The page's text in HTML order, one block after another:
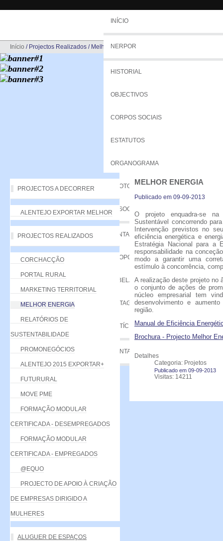
INÍCIO
NERPOR
HISTORIAL
OBJECTIVOS
CORPOS SOCIAIS
ESTATUTOS
ORGANOGRAMA
PROTOCOLOS
ASSOCIADOS
VANTAGENS
PROPOSTA
TABELA DE QUOTAS
LISTAGEM
NOTÍCIAS
CONTACTE-NOS
Início / Projectos Realizados / Melhor Energia
PROJECTOS A DECORRER
ALENTEJO EXPORTAR MELHOR
PROJECTOS REALIZADOS
CORCHACÇÃO
PORTAL RURAL
MARKETING TERRITORIAL
MELHOR ENERGIA
RELATÓRIOS DE
SUSTENTABILIDADE
PROMONEGÓCIOS
ALENTEJO 2015 EXPORTAR+
FUTURURAL
MOVE PME
FORMAÇÃO MODULAR
CERTIFICADA - DESEMPREGADOS
FORMAÇÃO MODULAR
CERTIFICADA - EMPREGADOS
@EQUO
PROJECTO DE APOIO À CRIAÇÃO
DE EMPRESAS DIRIGIDO A
MULHERES
ALUGUER DE ESPAÇOS
MELHOR ENERGIA
Publicado em 09-09-2013
O projeto enquadra-se na
Sustentável concorrendo
Intervenção previstos no
eficiência energética e
Estratégia Nacional para a
responsabilidade na
modo a garantir uma
estímulo à concorrência,
A realização deste projeto no
o conjunto de ações de
núcleo empresarial tem
desenvolvimento e
região.
Manual de Eficiência
Brochura - Projecto Melhor
Detalhes
Categoria: Projetos
Publicado em 09-09-2013
Visitas: 14211